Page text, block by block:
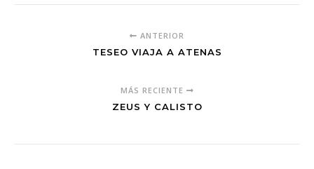
ANTERIOR
TESEO VIAJA A ATENAS
MÁS RECIENTE
ZEUS Y CALISTO